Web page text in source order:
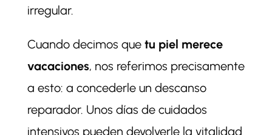
irregular.
Cuando decimos que tu piel merece
vacaciones, nos referimos precisamente
a esto: a concederle un descanso
reparador. Unos días de cuidados
intensivos pueden devolverle la vitalidad